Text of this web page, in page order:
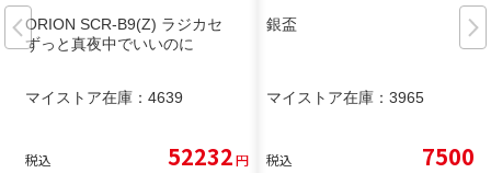
ORION SCR-B9(Z) ラジカセ
ずっと真夜中でいいのに
マイストア在庫： 4639
税込 52232円
銀盃
マイストア在庫： 3965
税込 7500